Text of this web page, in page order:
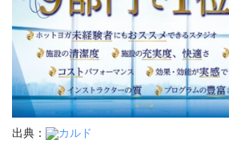
出典： カルド